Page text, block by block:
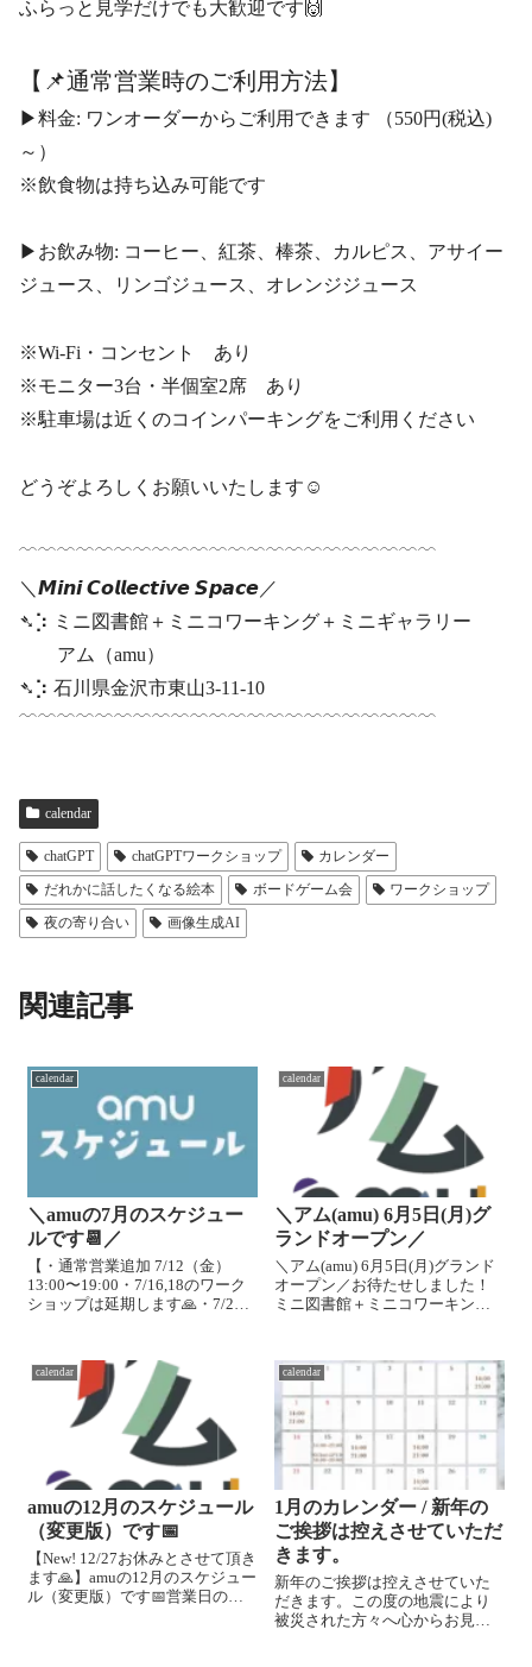
ふらっと見学だけでも大歓迎です🙌
【📌通常営業時のご利用方法】
▶︎料金: ワンオーダーからご利用できます （550円(税込)
～）
※飲食物は持ち込み可能です
▶︎お飲み物: コーヒー、紅茶、棒茶、カルピス、アサイー
ジュース、リンゴジュース、オレンジジュース
※Wi-Fi・コンセント あり
※モニター3台・半個室2席 あり
※駐車場は近くのコインパーキングをご利用ください
どうぞよろしくお願いいたします☺
﹋﹋﹋﹋﹋﹋﹋﹋﹋﹋﹋﹋﹋﹋﹋﹋﹋﹋﹋﹋﹋﹋
＼𝙈𝙞𝙣𝙞 𝘾𝙤𝙡𝙡𝙚𝙘𝙩𝙞𝙫𝙚 𝙎𝙥𝙖𝙘𝙚／
➴⡱ ミニ図書館＋ミニコワーキング＋ミニギャラリー
アム（amu）
➴⡱ 石川県金沢市東山3-11-10
﹋﹋﹋﹋﹋﹋﹋﹋﹋﹋﹋﹋﹋﹋﹋﹋﹋﹋﹋﹋﹋﹋
calendar
chatGPT chatGPTワークショップ
カレンダー
だれかに話したくなる絵本
ボードゲーム会
ワークショップ
夜の寄り合い
画像生成AI
関連記事
calendar
＼amuの7月のスケジュー
ルです📆／
【・通常営業追加 7/12（金）
13:00〜19:00・7/16,18のワーク
ショップは延期します🙏・7/20
ン/学生プランを開始することと
しました。また発表します！⭐️
calendar
＼アム(amu) 6月5日(月)グ
ランドオープン／
＼アム(amu) 6月5日(月)グランド
オープン／お待たせしました！
ミニ図書館＋ミニコワーキング
ープンします！⏰6月5日（月）
9:00-21:00🏠石川県金沢市東山3-
11-10...
calendar
amuの12月のスケジュール
（変更版）です📅
【New! 12/27お休みとさせて頂き
ます🙏】amuの12月のスケジュー
ル（変更版）です📅営業日の
calendar
1月のカレンダー / 新年の
ご挨拶は控えさせていただ
きます。
新年のご挨拶は控えさせていた
だきます。この度の地震により
被災された方々へ心からお見舞